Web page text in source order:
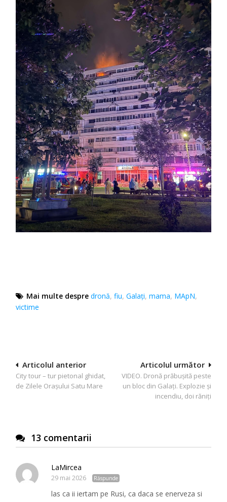
Mai multe despre dronă,fiu,Galați,mama, MApN,
victime
Navigare
în
Articolul următor
VIDEO. Dronă prăbușită peste
un bloc din Galați. Explozie și
incendiu, doi răniţi
Articolul anterior
City tour – tur pietonal ghidat,
de Zilele Orașului Satu Mare
13 comentarii
LaMircea
29 mai 2026 Răspunde
las ca ii iertam pe Rusi, ca daca se enerveza si